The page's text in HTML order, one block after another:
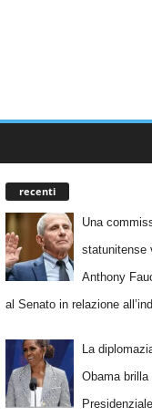
recenti
Una
statunitense
Anthony
al Senato in relazione
La
Obama brilla